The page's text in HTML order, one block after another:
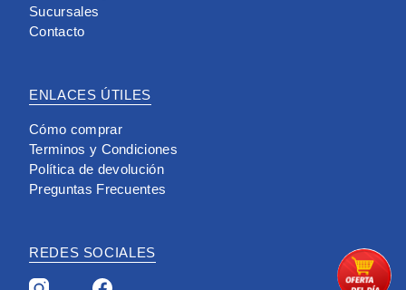
Sucursales
Contacto
ENLACES ÚTILES
Cómo comprar
Terminos y Condiciones
Política de devolución
Preguntas Frecuentes
REDES SOCIALES